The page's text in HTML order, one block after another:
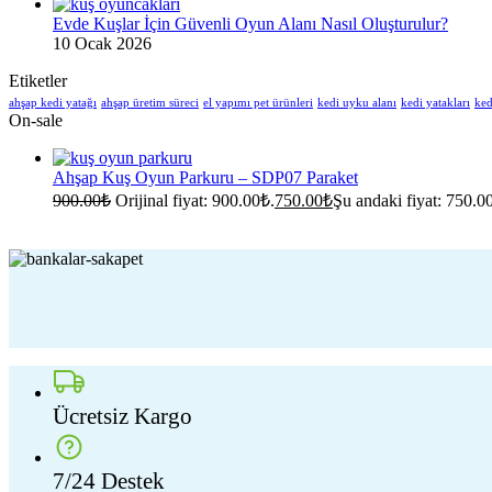
Evde Kuşlar İçin Güvenli Oyun Alanı Nasıl Oluşturulur?
10 Ocak 2026
Etiketler
ahşap kedi yatağı ahşap üretim süreci el yapımı pet ürünleri kedi uyku alanı kedi yatakları
On-sale
Ahşap Kuş Oyun Parkuru – SDP07 Paraket
900.00₺ Orijinal fiyat: 900.00₺.750.00₺Şu andaki fiyat:
Ücretsiz Kargo
7/24 Destek